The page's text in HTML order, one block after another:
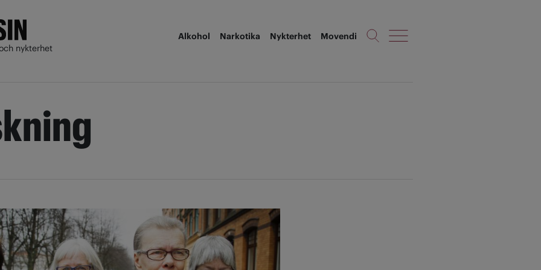
nykterhet
Alkohol Narkotika Nykterhet Movendi